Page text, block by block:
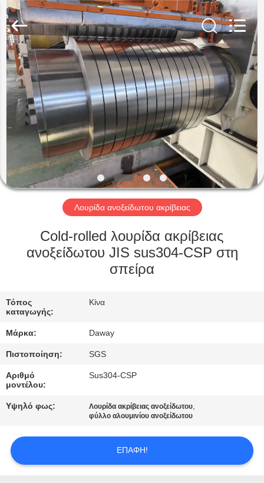
ΣΠΊΤΙ
ΠΡΟΪΌΝΤΑ
ΒΊΝΤΕΟ
ΠΕΡΊΠΟΥ
ΕΜΕΊΣ
ΓΎΡΟΣ
ΕΡΓΟΣΤΑΣΊΩΝ
ΈΛΕΓΧΟΣ
ΜΑΣ
ΕΛΆΤΕ
ΣΕ
ΕΠΑΦΉ
ΖΗΤΉΣΤΕ
Special
Steel
Co.,
Ltd.
Rights
Reserved.
Λουρίδα ανοξείδωτου ακρίβειας
Cold-rolled λουρίδα ακρίβειας
ανοξείδωτου JIS sus304-CSP στη
σπείρα
Τόπος
καταγωγής:
Κίνα
Μάρκα: Daway
Πιστοποίηση: SGS
Αριθμό
μοντέλου:
Sus304-CSP
Υψηλό φως: Λουρίδα ακρίβειας ανοξείδωτου,
φύλλο αλουμινίου ανοξείδωτου
ΕΠΑΦΉ!